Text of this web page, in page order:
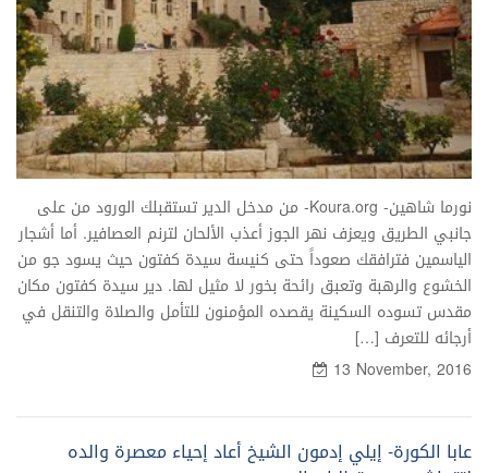
نورما شاهين- Koura.org- من مدخل الدير تستقبلك الورود من على
جانبي الطريق ويعزف نهر الجوز أعذب الألحان لترنم العصافير. أما أشجار
الياسمين فترافقك صعوداً حتى كنيسة سيدة كفتون حيث يسود جو من
الخشوع والرهبة وتعبق رائحة بخور لا مثيل لها. دير سيدة كفتون مكان
مقدس تسوده السكينة يقصده المؤمنون للتأمل والصلاة والتنقل في
أرجائه للتعرف […]
13 November, 2016
عابا الكورة- إيلي إدمون الشيخ أعاد إحياء معصرة والده